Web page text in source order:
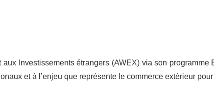
aux Investissements étrangers (AWEX) via son
et à l’enjeu que représente le commerce extérieur